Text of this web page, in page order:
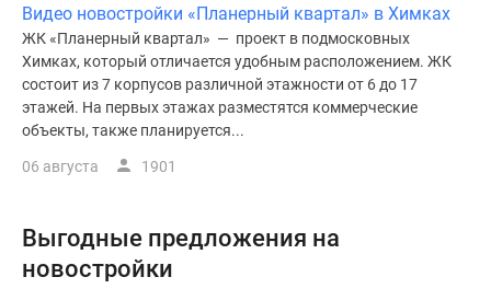
Видео новостройки «Планерный квартал» в Химках
ЖК «Планерный квартал» — проект в подмосковных
Химках, который отличается удобным расположением. ЖК
состоит из 7 корпусов различной этажности от 6 до 17
этажей. На первых этажах разместятся коммерческие
объекты, также планируется...
06 августа 1901
Выгодные предложения на
новостройки